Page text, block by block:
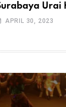
Urai
di Lokasi
APRIL 30, 2023